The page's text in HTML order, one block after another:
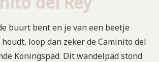
buurt bent en je van een beetje
loop dan zeker de Caminito del
Koningspad. Dit wandelpad stond